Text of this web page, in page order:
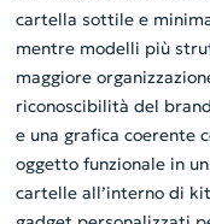
cartella sottile e
mentre modelli più
maggiore
riconoscibilità del
e una grafica coerente
oggetto funzionale in
cartelle all’interno di